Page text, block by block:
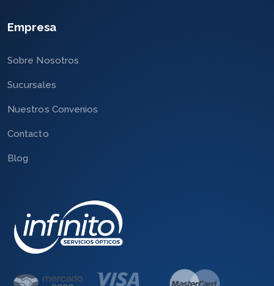
Empresa
Sobre Nosotros
Sucursales
Nuestros Convenios
Contacto
Blog